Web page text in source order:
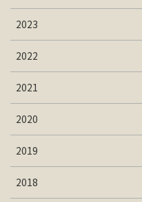
2023
2022
2021
2020
2019
2018